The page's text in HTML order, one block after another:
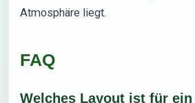
Atmosphäre liegt.
FAQ
Welches Layout ist für